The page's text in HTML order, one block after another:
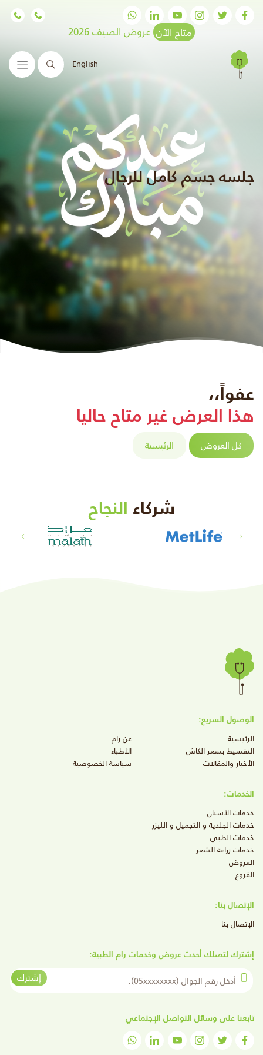
متاح الآن عروض الصيف 2026
English البحث
جلسه جسم كامل للرجال
عفواً،،
هذا العرض غير متاح حاليا
كل العروض الرئيسية
شركاء النجاح
الوصول السريع:
الرئيسية
عن رام
التقسيط بسعر الكاش
الأطباء
الأخبار والمقالات
سياسة الخصوصية
الخدمات:
خدمات الأسنان
خدمات الجلدية و التجميل و الليزر
خدمات الطبي
خدمات زراعة الشعر
العروض
الفروع
الإتصال بنا:
الإتصال بنا
إشترك لتصلك أحدث عروض وخدمات رام الطبية:
أدخل رقم الجوال
إشترك
تابعنا على وسائل التواصل الإجتماعي